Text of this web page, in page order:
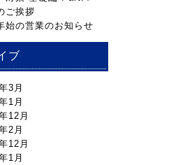
ご挨拶
始の営業のお知らせ
ブ
3月
1月
12月
2月
12月
1月